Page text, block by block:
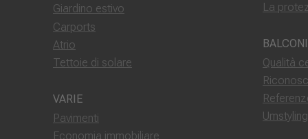
Giardino estivo
Carports
Atrio
Tettoie di solare
VARIE
Pavimenti
Economia immobiliare
La
Qualità